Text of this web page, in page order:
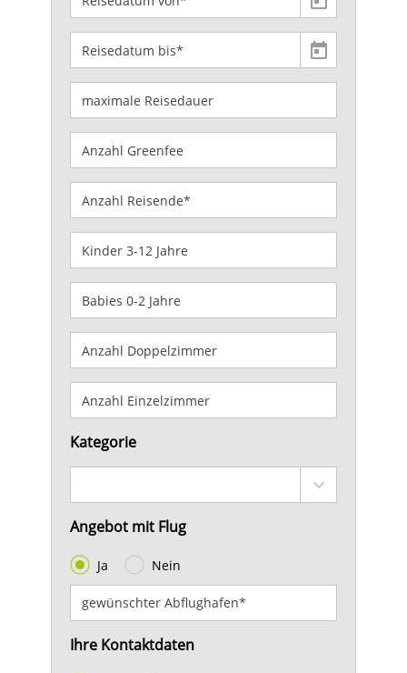
Kategorie
Angebot mit Flug
Ja Nein
Ihre Kontaktdaten